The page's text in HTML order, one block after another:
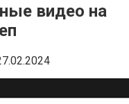
видео на